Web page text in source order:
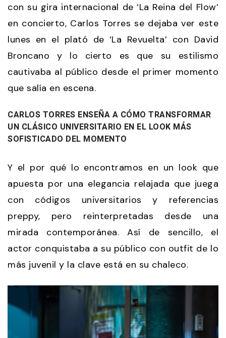
con su gira internacional de ‘La Reina del Flow’
en concierto, Carlos Torres se dejaba ver este
lunes en el plató de ‘La Revuelta’ con David
Broncano y lo cierto es que su estilismo
cautivaba al público desde el primer momento
que salía en escena.
CARLOS TORRES ENSEÑA A CÓMO TRANSFORMAR
UN CLÁSICO UNIVERSITARIO EN EL LOOK MÁS
SOFISTICADO DEL MOMENTO
Y el por qué lo encontramos en un look que
apuesta por una elegancia relajada que juega
con códigos universitarios y referencias
preppy, pero reinterpretadas desde una
mirada contemporánea. Así de sencillo, el
actor conquistaba a su público con outfit de lo
más juvenil y la clave está en su chaleco.